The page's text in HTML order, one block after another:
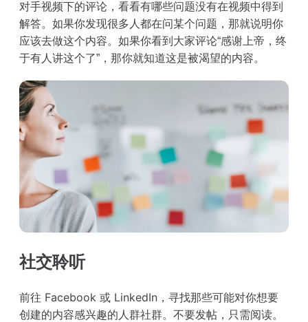
对手视频下的评论，看看有哪些问题没有在视频中得到
解答。如果你发现很多人都在问某个问题，那就说明你
应该去做这个内容。如果你看到大家评论“感谢上帝，终
于有人讲这个了”，那你就知道这是被渴望的内容。
社交聆听
前往 Facebook 或 LinkedIn，寻找那些可能对你想要
创建的内容感兴趣的人群社群。不要发帖，只需阅读。